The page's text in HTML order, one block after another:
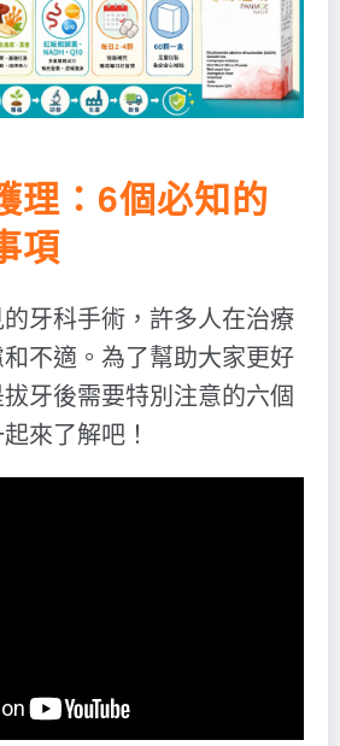
理：6個必知的
項
牙科手術，許多人在治療
不適。為了幫助大家更好
牙後需要特別注意的六個
來了解吧！